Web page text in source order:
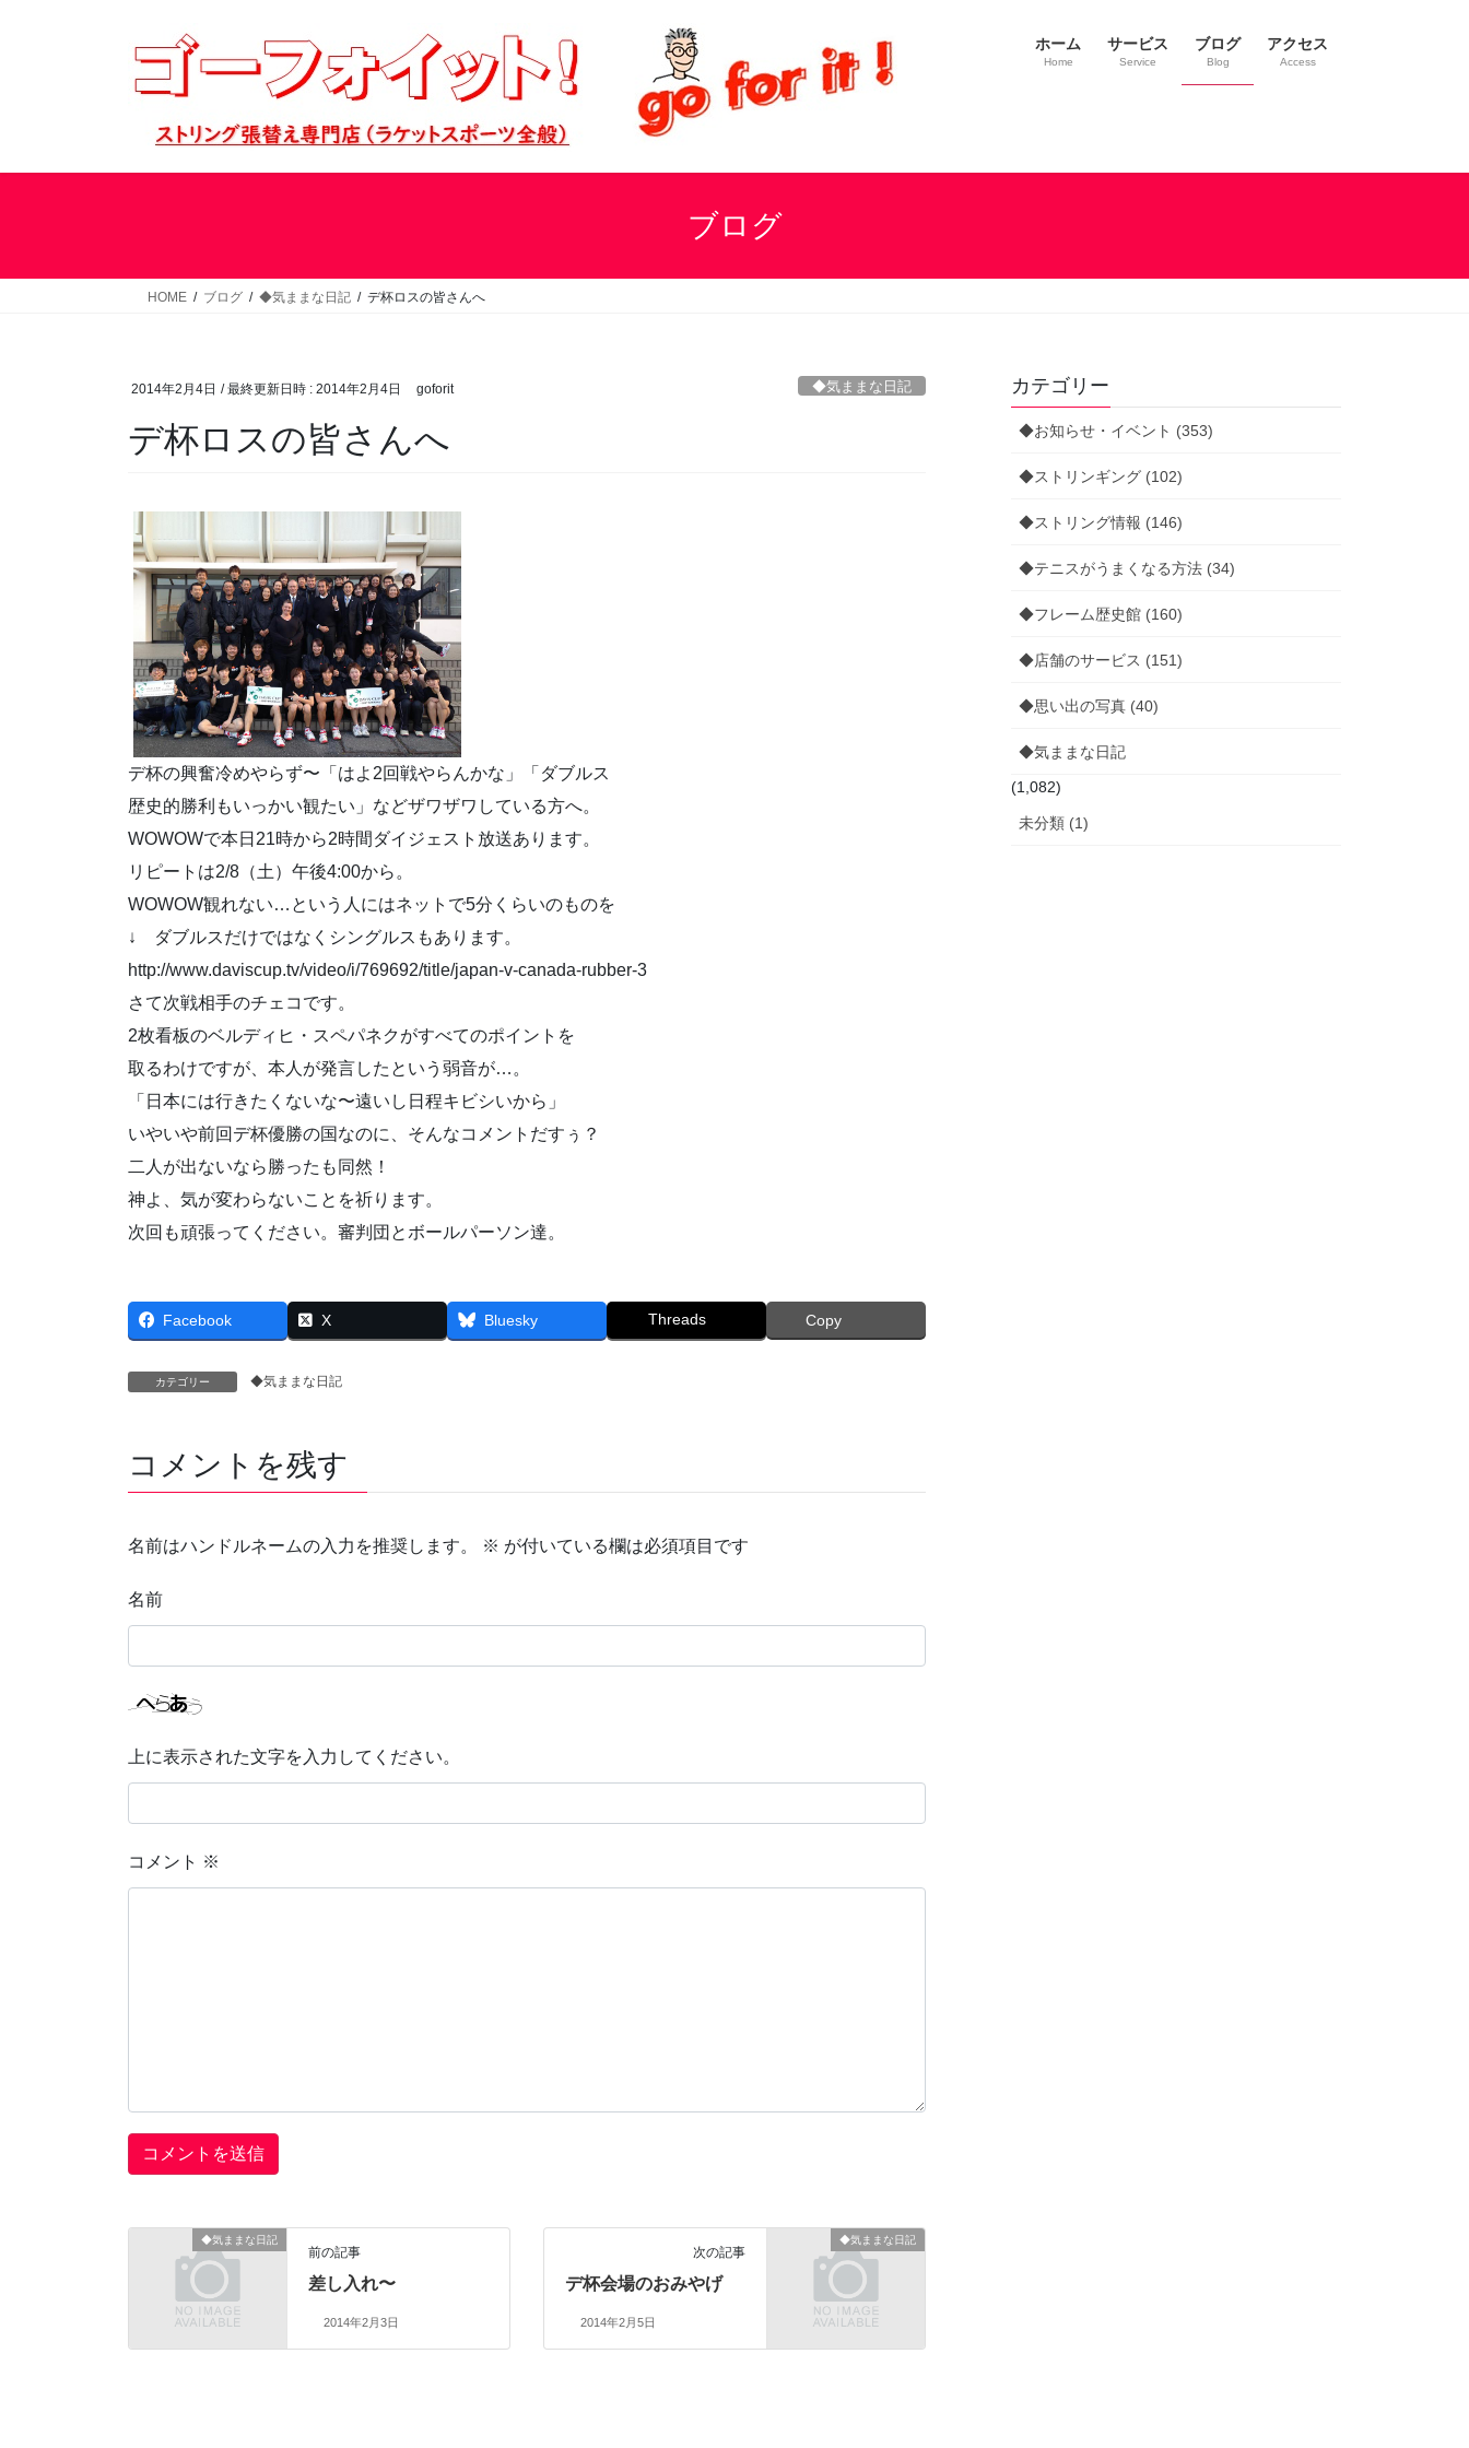
ス
ン
ホーム
Home
サービス
Service
ブログ
Blog
アクセス
Access
ブログ
HOME ブログ ◆気ままな日記 デ杯ロスの皆さんへ
2014年2月4日 / 最終更新日時 : 2014年2月4日 goforit ◆気ままな日記
デ杯ロスの皆さんへ
デ杯の興奮冷めやらず〜「はよ2回戦やらんかな」「ダブルス
歴史的勝利もいっかい観たい」などザワザワしている方へ。
WOWOWで本日21時から2時間ダイジェスト放送あります。
リピートは2/8（土）午後4:00から。
WOWOW観れない…という人にはネットで5分くらいのものを
↓ ダブルスだけではなくシングルスもあります。
http://www.daviscup.tv/video/i/769692/title/japan-v-canada-rubber-3
さて次戦相手のチェコです。
2枚看板のベルディヒ・スペパネクがすべてのポイントを
取るわけですが、本人が発言したという弱音が…。
「日本には行きたくないな〜遠いし日程キビシいから」
いやいや前回デ杯優勝の国なのに、そんなコメントだすぅ？
二人が出ないなら勝ったも同然！
神よ、気が変わらないことを祈ります。
次回も頑張ってください。審判団とボールパーソン達。
Facebook X Bluesky Threads Copy
カテゴリー ◆気ままな日記
コメントを残す
名前はハンドルネームの入力を推奨します。 ※ が付いている欄は必須項目です
名前
上に表示された文字を入力してください。
コメント ※
◆気ままな日記
前の記事
差し入れ〜
2014年2月3日
◆気ままな日記
次の記事
デ杯会場のおみやげ
2014年2月5日
カテゴリー
◆お知らせ・イベント (353)
◆ストリンギング (102)
◆ストリング情報 (146)
◆テニスがうまくなる方法 (34)
◆フレーム歴史館 (160)
◆店舗のサービス (151)
◆思い出の写真 (40)
◆気ままな日記
(1,082)
未分類 (1)